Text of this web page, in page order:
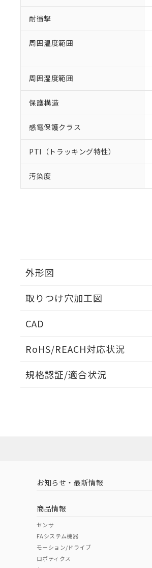
耐衝撃
周囲温度範囲
周囲湿度範囲
保護構造
感電保護クラス
PTI（トラッキング特性）
汚染度
外形図
取りつけ穴加工図
CAD
RoHS/REACH対応状況
EU RoHS 注意事項・凡例
中国 RoHS 注意事項・凡例
中国 RoHS表
Pb Hg
規格認証/適合状況
お知らせ・最新情報
商品情報
センサ
FAシステム機器
モーション/ドライブ
ロボティクス